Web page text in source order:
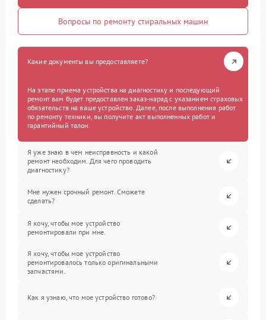
Вопросы по ремонту стиральных машин
Какие документы вы предоставляете?
На этапе приема устройства на диагностику и последующий
ремонт вам будет предоставлен заказ-наряд с указанием страховых
обязательств на ваше устройство. Далее, после выполнения работ
по ремонту техники, вы получите акт выполненных работ и
гарантийный талон.
Я уже знаю в чем неисправность и какой
ремонт необходим. Для чего проводить
диагностику?
Мне нужен срочный ремонт. Сможете
сделать?
Я хочу, чтобы мое устройство
ремонтировали при мне.
Я хочу, чтобы мое устройство
ремонтировалось только оригинальными
запчастями.
Как я узнаю, что мое устройство готово?